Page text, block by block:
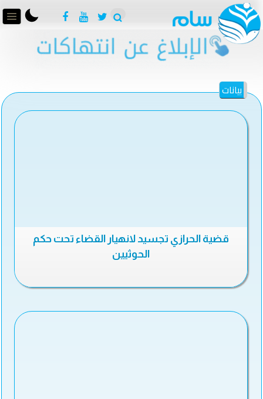
بيانات
قضية الحرازي تجسيد لانهيار القضاء تحت حكم
الحوثيين